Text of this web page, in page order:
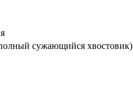
сужающийся хвостовик)